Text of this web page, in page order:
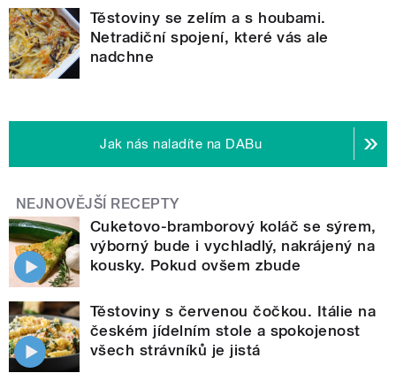
Těstoviny se zelím a s houbami.
Netradiční spojení, které vás ale
nadchne
Jak nás naladíte na DABu
NEJNOVĚJŠÍ RECEPTY
Cuketovo-bramborový koláč se sýrem,
výborný bude i vychladlý, nakrájený na
kousky. Pokud ovšem zbude
Těstoviny s červenou čočkou. Itálie na
českém jídelním stole a spokojenost
všech strávníků je jistá